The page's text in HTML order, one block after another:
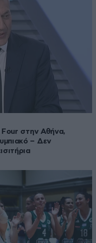
Four στην Αθήνα,
– Δεν